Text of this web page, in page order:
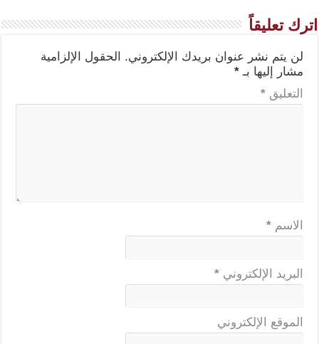
اترك تعليقاً
لن يتم نشر عنوان بريدك الإلكتروني.
الحقول الإلزامية
مشار إليها بـ *
التعليق *
الاسم *
البريد الإلكتروني *
الموقع الإلكتروني